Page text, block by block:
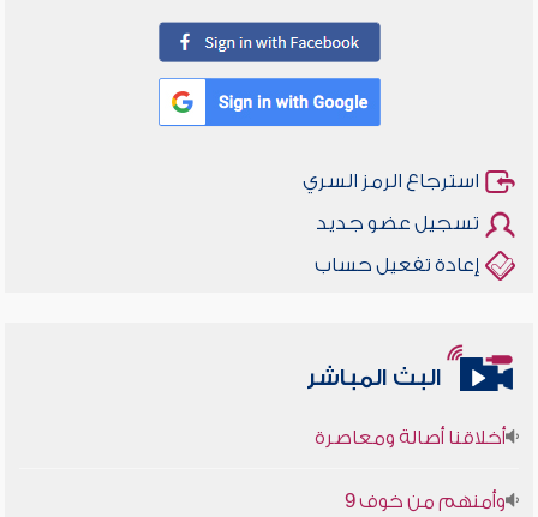
استرجاع الرمز السري
تسجيل عضو جديد
إعادة تفعيل حساب
البث المباشر